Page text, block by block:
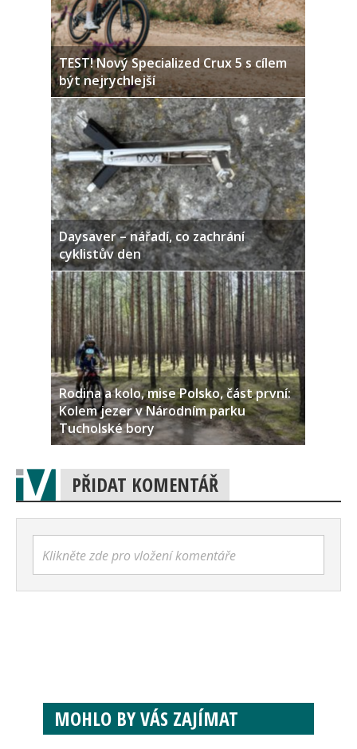
TEST! Nový Specialized Crux 5 s cílem
být nejrychlejší
Daysaver – nářadí, co zachrání
cyklistův den
Rodina a kolo, mise Polsko, část první:
Kolem jezer v Národním parku
Tucholské bory
PŘIDAT KOMENTÁŘ
Klikněte zde pro vložení komentáře
MOHLO BY VÁS ZAJÍMAT